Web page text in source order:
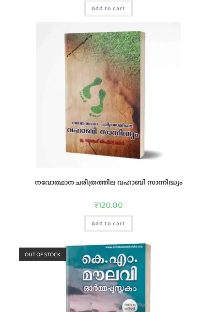
Add to cart
നവോത്ഥാന ചരിത്രത്തില വഹാബി സാന്നിദ്ധ്യം
₹120.00
Add to cart
OUT OF STOCK